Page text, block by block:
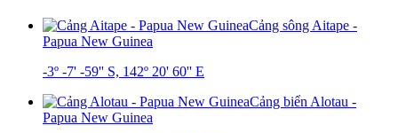
Cảng sông Aitape -
Papua New Guinea
-3º -7' -59'' S, 142º 20' 60'' E
Cảng biển Alotau -
Papua New Guinea